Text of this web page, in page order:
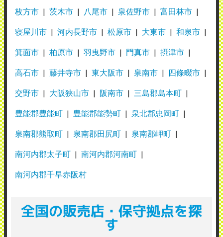
枚方市 茨木市 八尾市 泉佐野市 富田林市
寝屋川市 河内長野市 松原市 大東市 和泉市
箕面市 柏原市 羽曳野市 門真市 摂津市
高石市 藤井寺市 東大阪市 泉南市 四條畷市
交野市 大阪狭山市 阪南市 三島郡島本町
豊能郡豊能町 豊能郡能勢町 泉北郡忠岡町
泉南郡熊取町 泉南郡田尻町 泉南郡岬町
南河内郡太子町 南河内郡河南町
南河内郡千早赤阪村
全国の販売店・保守拠点を探
す